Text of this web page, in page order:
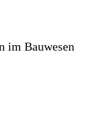
im Bauwesen